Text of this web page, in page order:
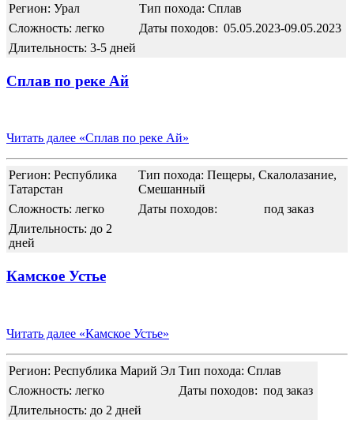
Регион: Урал
Тип похода: Сплав
Сложность: легко
Даты походов: 05.05.2023-09.05.2023
Длительность: 3-5 дней
Сплав по реке Ай
Читать далее «Сплав по реке Ай»
Регион: Республика
Татарстан
Тип похода: Пещеры, Скалолазание,
Смешанный
Сложность: легко
Даты походов:
под заказ
Длительность: до 2
дней
Камское Устье
Читать далее «Камское Устье»
Регион: Республика Марий Эл Тип похода: Сплав
Сложность: легко
Даты походов: под заказ
Длительность: до 2 дней